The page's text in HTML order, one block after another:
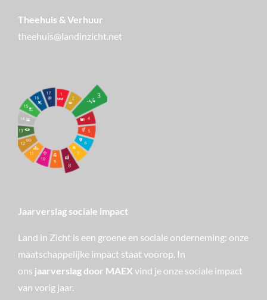
Theehuis & Verhuur
theehuis@landinzicht.net
Jaarverslag sociale impact
Land in Zicht is een groene en sociale onderneming: onze
maatschappelijke impact staat voorop. In
ons jaarverslag door MAEX vind je onze sociale impact
van vorig jaar.